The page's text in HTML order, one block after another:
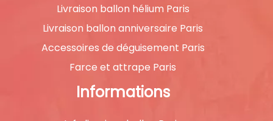
Livraison ballon hélium Paris
Livraison ballon anniversaire Paris
Accessoires de déguisement Paris
Farce et attrape Paris
Informations